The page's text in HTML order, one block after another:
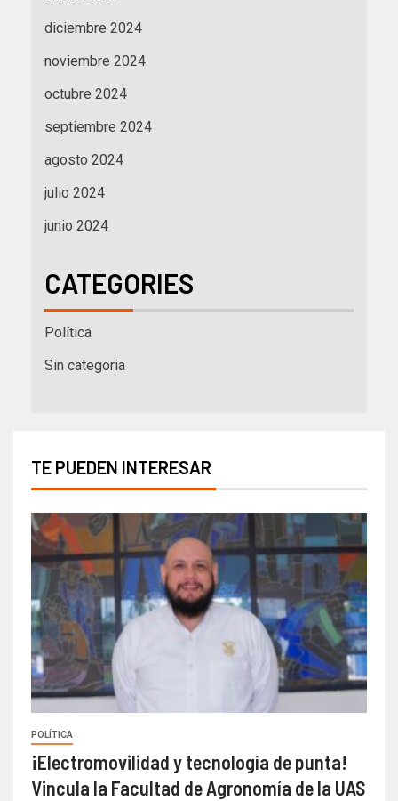
diciembre 2024
noviembre 2024
octubre 2024
septiembre 2024
agosto 2024
julio 2024
junio 2024
CATEGORIES
Política
Sin categoria
TE PUEDEN INTERESAR
POLÍTICA
¡Electromovilidad y tecnología de punta!
Vincula la Facultad de Agronomía de la UAS